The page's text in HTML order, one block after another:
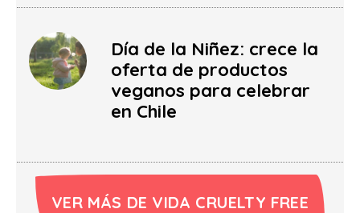
Día de la Niñez: crece la
oferta de productos
veganos para celebrar
en Chile
VER MÁS DE VIDA CRUELTY FREE